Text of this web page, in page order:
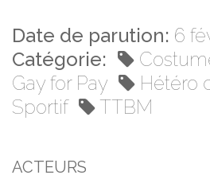
Date de parution: 6
Catégorie:
Gay for Pay
Hétéro
Sportif
TTBM
ACTEURS